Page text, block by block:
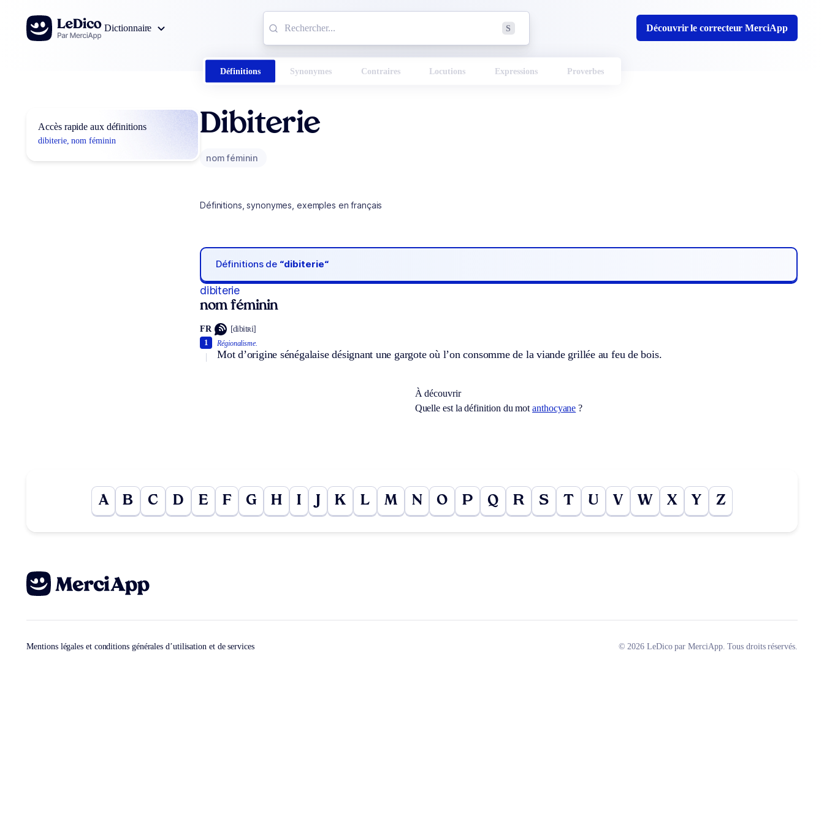
Aller au contenu
Dictionnaire
S Découvrir le correcteur MerciApp
Définitions Synonymes Contraires Locutions Expressions Proverbes
Accès rapide aux définitions
dibiterie, nom féminin
Dibiterie
nom féminin
Définitions, synonymes, exemples en français
Définitions de “dibiterie“
dibiterie
nom féminin
FR [dibitʀi]
Régionalisme.
Mot d’origine sénégalaise désignant une gargote où l’on consomme de la viande grillée au feu de bois.
1
À découvrir
Quelle est la définition du motanthocyane ?
A B C D E F G H I K L M N O P Q R S T U V W X Y Z
Mentions légales et conditions générales d’utilisation et de services © 2026 LeDico par MerciApp. Tous droits réservés.